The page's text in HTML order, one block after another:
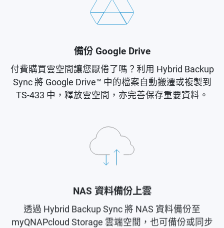
備份 Google Drive
付費購買雲空間讓您厭倦了嗎？利用 Hybrid Backup
Sync 將 Google Drive™ 中的檔案自動搬遷或複製到
TS-433 中，釋放雲空間，亦完善保存重要資料。
NAS 資料備份上雲
透過 Hybrid Backup Sync 將 NAS 資料備份至
myQNAPcloud Storage 雲端空間，也可備份或同步